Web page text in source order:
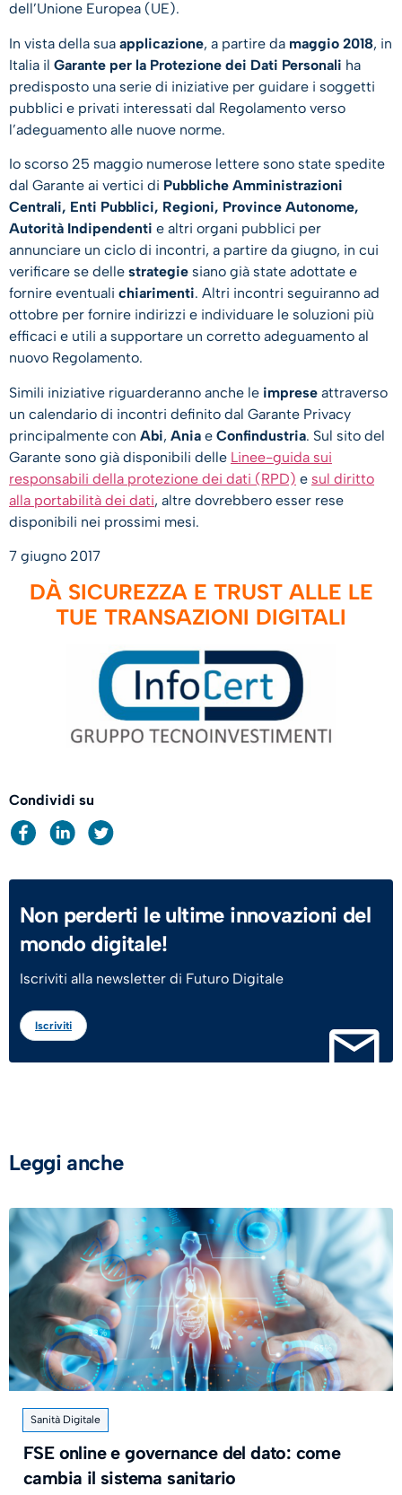
dell’Unione Europea (UE).
In vista della sua applicazione, a partire da maggio 2018, in
Italia il Garante per la Protezione dei Dati Personali ha
predisposto una serie di iniziative per guidare i soggetti
pubblici e privati interessati dal Regolamento verso
l’adeguamento alle nuove norme.
Io scorso 25 maggio numerose lettere sono state spedite
dal Garante ai vertici di Pubbliche Amministrazioni
Centrali, Enti Pubblici, Regioni, Province Autonome,
Autorità Indipendenti e altri organi pubblici per
annunciare un ciclo di incontri, a partire da giugno, in cui
verificare se delle strategie siano già state adottate e
fornire eventuali chiarimenti. Altri incontri seguiranno ad
ottobre per fornire indirizzi e individuare le soluzioni più
efficaci e utili a supportare un corretto adeguamento al
nuovo Regolamento.
Simili iniziative riguarderanno anche le imprese attraverso
un calendario di incontri definito dal Garante Privacy
principalmente con Abi, Ania e Confindustria. Sul sito del
Garante sono già disponibili delle Linee-guida sui
responsabili della protezione dei dati (RPD) e sul diritto
alla portabilità dei dati, altre dovrebbero esser rese
disponibili nei prossimi mesi.
7 giugno 2017
DÀ SICUREZZA E TRUST ALLE LE
TUE TRANSAZIONI DIGITALI
Condividi su
Non perderti le ultime innovazioni del
mondo digitale!
Iscriviti alla newsletter di Futuro Digitale
Iscriviti
Leggi anche
Sanità Digitale
FSE online e governance del dato: come
cambia il sistema sanitario